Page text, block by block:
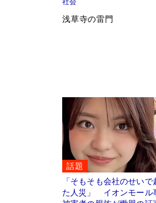
浅草寺の雷門
話題
「そもそも会社のせいで
た人災」 イオンモール